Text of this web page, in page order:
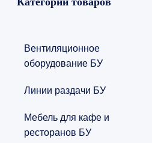
Вентиляционное
оборудование БУ
Линии раздачи БУ
Мебель для кафе и
ресторанов БУ